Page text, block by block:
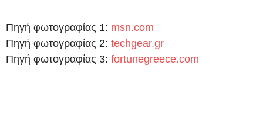
Πηγή φωτογραφίας 1: msn.com
Πηγή φωτογραφίας 2: techgear.gr
Πηγή φωτογραφίας 3: fortunegreece.com